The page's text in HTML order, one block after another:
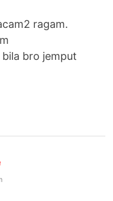
ragam.
bro jemput